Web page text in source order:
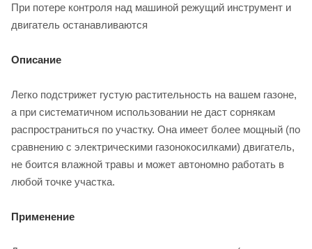
При потере контроля над машиной режущий инструмент и
двигатель останавливаются
Описание
Легко подстрижет густую растительность на вашем газоне,
а при систематичном использовании не даст сорнякам
распространиться по участку. Она имеет более мощный (по
сравнению с электрическими газонокосилками) двигатель,
не боится влажной травы и может автономно работать в
любой точке участка.
Применение